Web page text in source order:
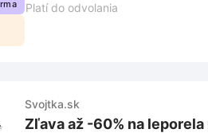
Platí do odvolania
Svojtka.sk
Zľava až -60% na